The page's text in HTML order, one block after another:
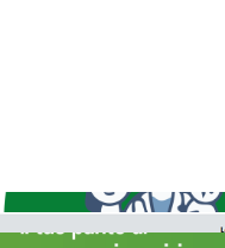
BOLLETTINI
CASE DI
OSPEDALE